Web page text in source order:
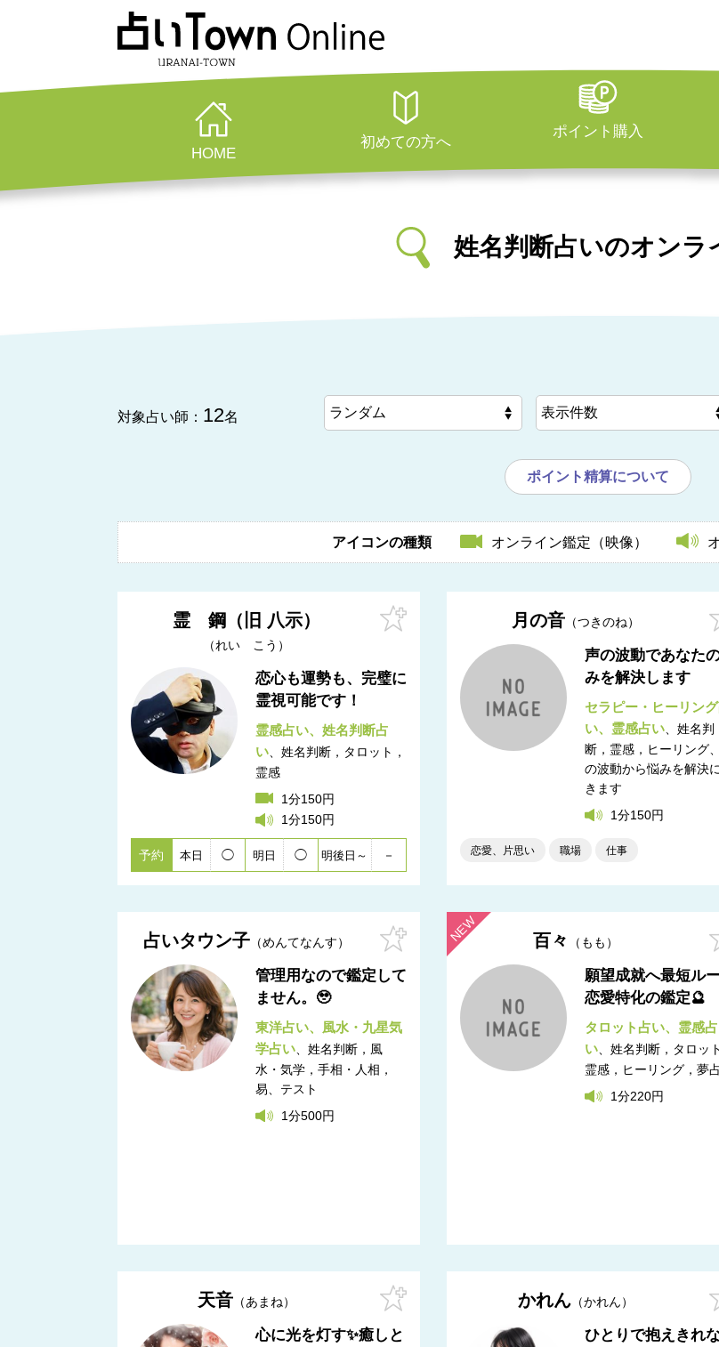
HOME
初めての方へ
ポイント購入
姓名判断占いのオンラ
対象占い師： 12名
ポイント精算について
アイコンの種類 オンライン鑑定（映像）
霊 鋼（旧 八示）
れい こう
恋心も運勢も、完璧に
霊視可能です！
霊感占い
姓名判断占
い
姓名判断，タロット，
霊感
1分150円
1分150円
予約 本日 ◯ 明日 ◯ 明後日～ －
月の音 つきのね
声の波動であなた
みを解決します
セラピー・ヒーリン
い
霊感占い
姓名判
断，霊感，ヒーリング
の波動から悩みを解決
きます
1分150円
恋愛、片思い 職場 仕事
占いタウン子 めんてなんす
管理用なので鑑定して
ません。🥹
東洋占い
風水・九星気
学占い
姓名判断，風
水・気学，手相・人相，
易
テスト
1分500円
百々 もも
願望成就へ最短ル
恋愛特化の鑑定🔮
タロット占い
霊感占
い
姓名判断，タロッ
霊感，ヒーリング，夢
1分220円
天音 あまね
心に光を灯す✨癒しと
かれん かれん
ひとりで抱えきれ